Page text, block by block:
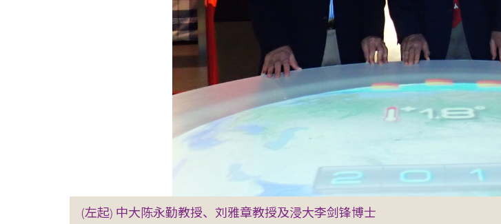
(左起) 中大陈永勤教授、刘雅章教授及浸大李剑锋博士